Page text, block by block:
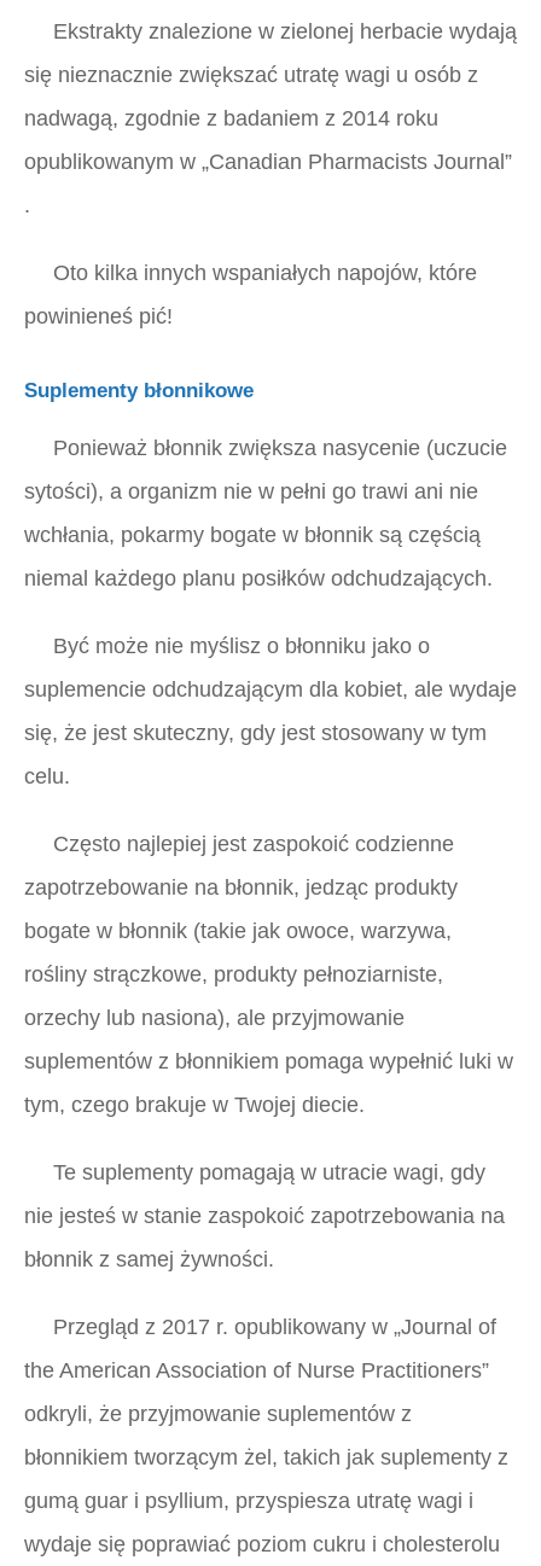
Ekstrakty znalezione w zielonej herbacie wydają
się nieznacznie zwiększać utratę wagi u osób z
nadwagą, zgodnie z badaniem z 2014 roku
opublikowanym w „Canadian Pharmacists Journal”
.
Oto kilka innych wspaniałych napojów, które
powinieneś pić!
Suplementy błonnikowe
Ponieważ błonnik zwiększa nasycenie (uczucie
sytości), a organizm nie w pełni go trawi ani nie
wchłania, pokarmy bogate w błonnik są częścią
niemal każdego planu posiłków odchudzających.
Być może nie myślisz o błonniku jako o
suplemencie odchudzającym dla kobiet, ale wydaje
się, że jest skuteczny, gdy jest stosowany w tym
celu.
Często najlepiej jest zaspokoić codzienne
zapotrzebowanie na błonnik, jedząc produkty
bogate w błonnik (takie jak owoce, warzywa,
rośliny strączkowe, produkty pełnoziarniste,
orzechy lub nasiona), ale przyjmowanie
suplementów z błonnikiem pomaga wypełnić luki w
tym, czego brakuje w Twojej diecie.
Te suplementy pomagają w utracie wagi, gdy
nie jesteś w stanie zaspokoić zapotrzebowania na
błonnik z samej żywności.
Przegląd z 2017 r. opublikowany w „Journal of
the American Association of Nurse Practitioners”
odkryli, że przyjmowanie suplementów z
błonnikiem tworzącym żel, takich jak suplementy z
gumą guar i psyllium, przyspiesza utratę wagi i
wydaje się poprawiać poziom cukru i cholesterolu